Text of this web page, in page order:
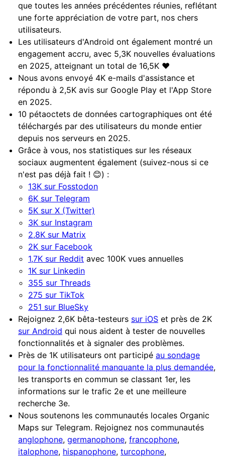
que toutes les années précédentes réunies, reflétant
une forte appréciation de votre part, nos chers
utilisateurs.
Les utilisateurs d'Android ont également montré un
engagement accru, avec 5,3K nouvelles évaluations
en 2025, atteignant un total de 16,5K ❤️
Nous avons envoyé 4K e-mails d'assistance et
répondu à 2,5K avis sur Google Play et l'App Store
en 2025.
10 pétaoctets de données cartographiques ont été
téléchargés par des utilisateurs du monde entier
depuis nos serveurs en 2025.
Grâce à vous, nos statistiques sur les réseaux
sociaux augmentent également (suivez-nous si ce
n'est pas déjà fait ! 😊) :
13K sur Fosstodon
6K sur Telegram
5K sur X (Twitter)
3K sur Instagram
2,8K sur Matrix
2K sur Facebook
1,7K sur Reddit avec 100K vues annuelles
1K sur Linkedin
355 sur Threads
275 sur TikTok
251 sur BlueSky
Rejoignez 2,6K bêta-testeurs sur iOS et près de 2K
sur Android qui nous aident à tester de nouvelles
fonctionnalités et à signaler des problèmes.
Près de 1K utilisateurs ont participé au sondage
pour la fonctionnalité manquante la plus demandée,
les transports en commun se classant 1er, les
informations sur le trafic 2e et une meilleure
recherche 3e.
Nous soutenons les communautés locales Organic
Maps sur Telegram. Rejoignez nos communautés
anglophone, germanophone, francophone,
italophone, hispanophone, turcophone,